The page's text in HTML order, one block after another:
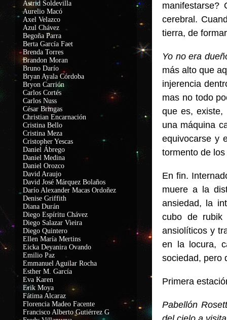
manifestarse?
cerebral.
tierra, de
Yo no era
más alto que
injerencia
mas no todo
que es, existe,
una máquina
equivocarse y
tormento de
En fin.
muere a la
ansiedad, la
cubo de rubik
ansiolíticos y
en la locura,
sociedad, pero
Primera
Pabellón
Astrid Soldevilla
Aurelio Macó
Axel Velazco
Azul Chávez
Begoña Parra
Berta García Faet
Brenda Torres
Brandon Moran
Bruno Darío
Bryan Ayala Córdoba
Bryon Carrión
Carlos Cortés
Carlos Nuss
César Bringas
Christian Encarnación
Cristina Bello
Cristina Meza
Cristopher Yescas
Daniel Ábrego
Daniel Medina
Daniel Orozco
David Araujo
David José Márquez Bolaños
Darío Alexander Macas Ordoñez
Denise Griffith
Diana Durán
Diego Espíritu Chávez
Diego Salazar Vieira
Diego Quintero
Ellen María Mertins
Eicka Deyanira Ovando
Emilio Paz
Emmanuel Aguilar Rocha
Esther M. García
Eva Karen
Erik Moya
Fátima Alcaraz
Florencia Madeo Facente
Francisco Alberto Gutiérrez G